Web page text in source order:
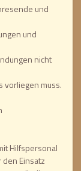
und
und
nicht
vorliegen muss.
Hilfspersonal
Einsatz